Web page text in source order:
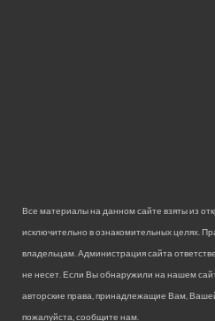
Все материалы на данном сайте взяты из
исключительно в ознакомительных целях.
владельцам. Администрация сайта
не несет. Если Вы обнаружили на нашем
авторские права, принадлежащие Вам,
пожалуйста, сообщите нам.